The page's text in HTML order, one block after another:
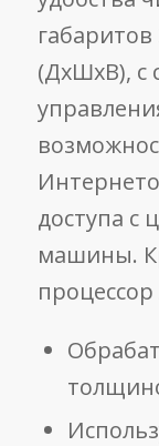
(ДxШxВ), с
доступа с
машины.
процессор